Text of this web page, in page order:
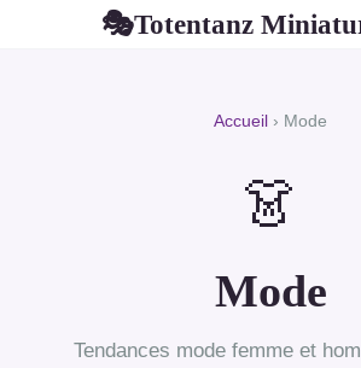
🎭Totentanz
Accueil › Mode
👗
Mode
Tendances mode femme et